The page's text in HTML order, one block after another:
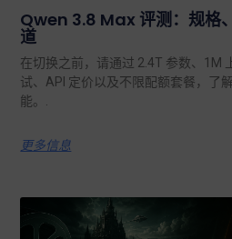
Qwen 3.8 Max 评测：规格
道
在切换之前，请通过 2.4T 参数、1M
试、API 定价以及不限配额套餐，了
能。.
更多信息